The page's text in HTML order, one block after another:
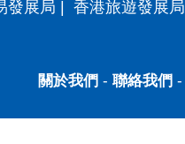
發展局 | 香港旅遊發展局
關於我們 - 聯絡我們 -